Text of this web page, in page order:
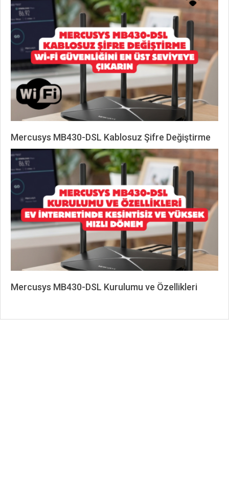
06-
23
Mercusys MB430-DSL Kablosuz Şifre Değiştirme
2026-
06-
23
Mercusys MB430-DSL Kurulumu ve Özellikleri